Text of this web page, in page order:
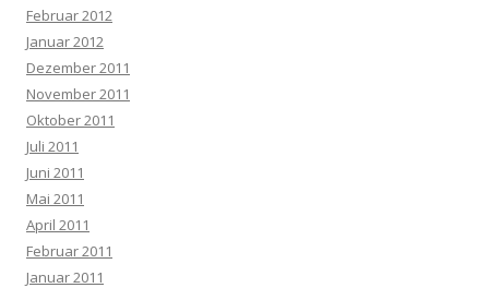
Februar 2012
Januar 2012
Dezember 2011
November 2011
Oktober 2011
Juli 2011
Juni 2011
Mai 2011
April 2011
Februar 2011
Januar 2011